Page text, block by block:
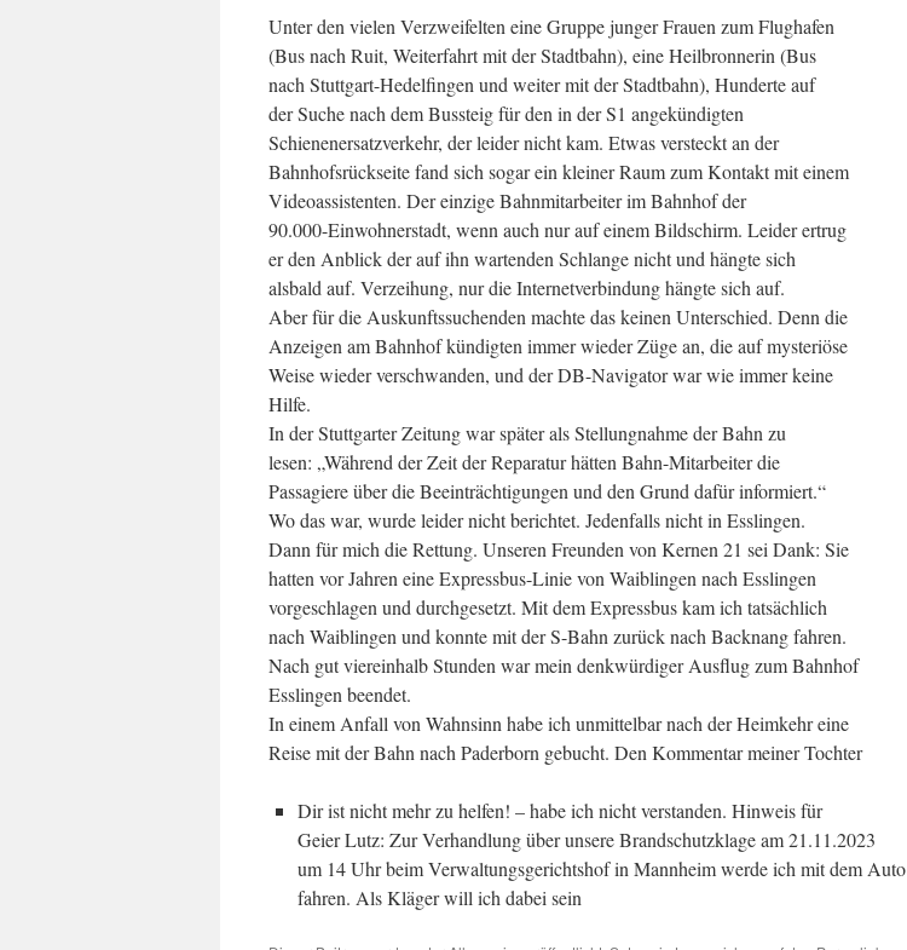
Unter den vielen Verzweifelten eine Gruppe junger Frauen zum Flughafen
(Bus nach Ruit, Weiterfahrt mit der Stadtbahn), eine Heilbronnerin (Bus
nach Stuttgart-Hedelfingen und weiter mit der Stadtbahn), Hunderte auf
der Suche nach dem Bussteig für den in der S1 angekündigten
Schienenersatzverkehr, der leider nicht kam. Etwas versteckt an der
Bahnhofsrückseite fand sich sogar ein kleiner Raum zum Kontakt mit einem
Videoassistenten. Der einzige Bahnmitarbeiter im Bahnhof der
90.000-Einwohnerstadt, wenn auch nur auf einem Bildschirm. Leider ertrug
er den Anblick der auf ihn wartenden Schlange nicht und hängte sich
alsbald auf. Verzeihung, nur die Internetverbindung hängte sich auf.
Aber für die Auskunftssuchenden machte das keinen Unterschied. Denn die
Anzeigen am Bahnhof kündigten immer wieder Züge an, die auf mysteriöse
Weise wieder verschwanden, und der DB-Navigator war wie immer keine
Hilfe.
In der Stuttgarter Zeitung war später als Stellungnahme der Bahn zu
lesen: „Während der Zeit der Reparatur hätten Bahn-Mitarbeiter die
Passagiere über die Beeinträchtigungen und den Grund dafür informiert.“
Wo das war, wurde leider nicht berichtet. Jedenfalls nicht in Esslingen.
Dann für mich die Rettung. Unseren Freunden von Kernen 21 sei Dank: Sie
hatten vor Jahren eine Expressbus-Linie von Waiblingen nach Esslingen
vorgeschlagen und durchgesetzt. Mit dem Expressbus kam ich tatsächlich
nach Waiblingen und konnte mit der S-Bahn zurück nach Backnang fahren.
Nach gut viereinhalb Stunden war mein denkwürdiger Ausflug zum Bahnhof
Esslingen beendet.
In einem Anfall von Wahnsinn habe ich unmittelbar nach der Heimkehr eine
Reise mit der Bahn nach Paderborn gebucht. Den Kommentar meiner Tochter
Dir ist nicht mehr zu helfen! – habe ich nicht verstanden. Hinweis für
Geier Lutz: Zur Verhandlung über unsere Brandschutzklage am 21.11.2023
um 14 Uhr beim Verwaltungsgerichtshof in Mannheim werde ich mit dem Auto
fahren. Als Kläger will ich dabei sein